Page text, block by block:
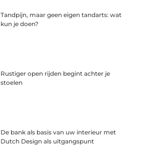
Tandpijn, maar geen eigen tandarts: wat
kun je doen?
Rustiger open rijden begint achter je
stoelen
De bank als basis van uw interieur met
Dutch Design als uitgangspunt